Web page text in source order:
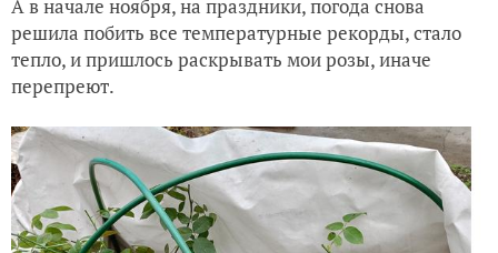
А в начале ноября, на праздники, погода снова
решила побить все температурные рекорды, стало
тепло, и пришлось раскрывать мои розы, иначе
перепреют.